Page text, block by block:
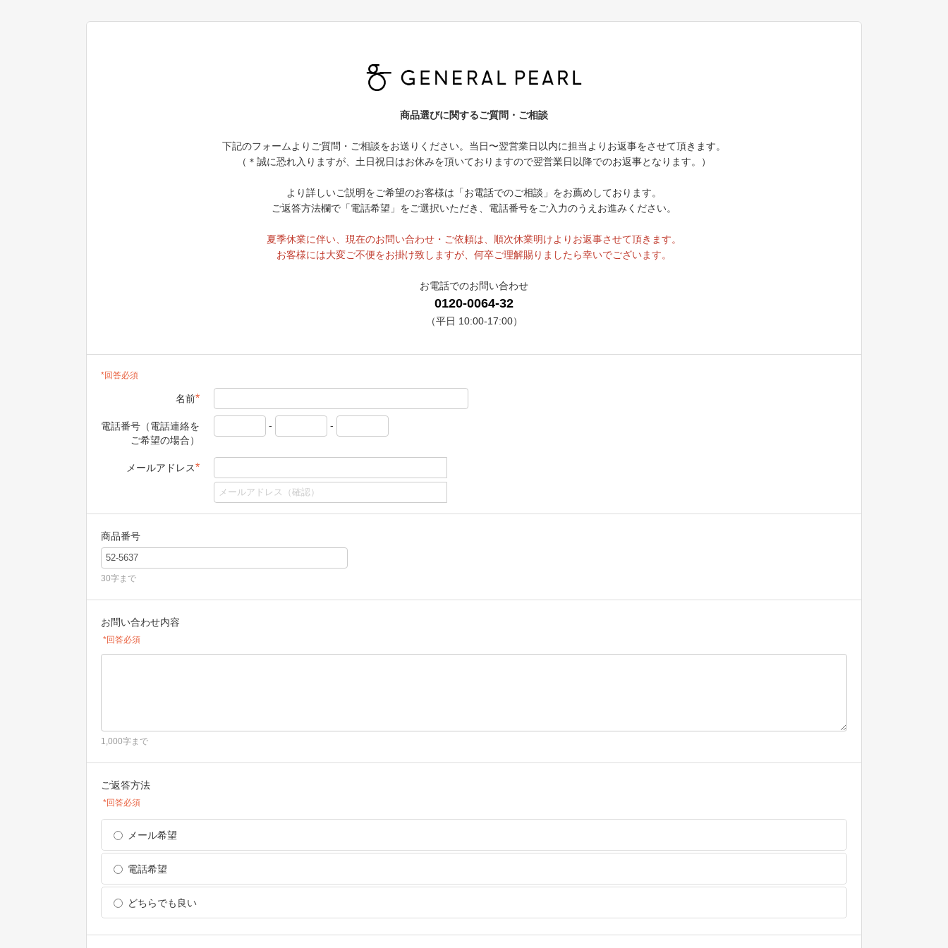
商品選びに関するご質問・ご相談
下記のフォームよりご質問・ご相談をお送りください。当日〜翌営業日以内に担当よりお返事をさせて頂きます。
（＊誠に恐れ入りますが、土日祝日はお休みを頂いておりますので翌営業日以降でのお返事となります。）
より詳しいご説明をご希望のお客様は「お電話でのご相談」をお薦めしております。
ご返答方法欄で「電話希望」をご選択いただき、電話番号をご入力のうえお進みください。
夏季休業に伴い、現在のお問い合わせ・ご依頼は、順次休業明けよりお返事させて頂きます。
お客様には大変ご不便をお掛け致しますが、何卒ご理解賜りましたら幸いでございます。
お電話でのお問い合わせ
0120-0064-32
（平日 10:00-17:00）
*回答必須
名前*
電話番号（電話連絡を
ご希望の場合）
- -
メールアドレス*
商品番号
30字まで
お問い合わせ内容
*回答必須
1,000字まで
ご返答方法
*回答必須
メール希望
電話希望
どちらでも良い